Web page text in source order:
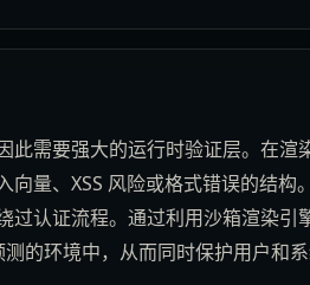
需要强大的运行时验证层。在渲
量、XSS 风险或格式错误的结构
认证流程。通过利用沙箱渲染引
的环境中，从而同时保护用户和系